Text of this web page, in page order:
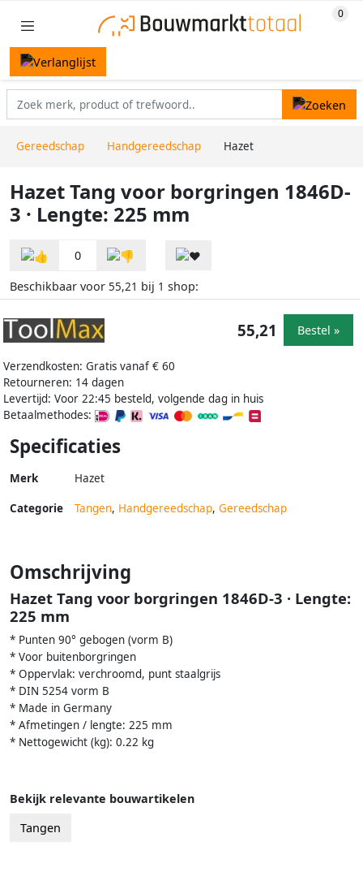
Gereedschap Handgereedschap Hazet
Hazet Tang voor borgringen 1846D-
3 · Lengte: 225 mm
0
Beschikbaar voor 55,21 bij 1 shop:
Verzendkosten: Gratis vanaf € 60
Retourneren: 14 dagen
Levertijd: Voor 22:45 besteld, volgende dag in huis
Betaalmethodes:
55,21 Bestel »
Specificaties
Merk Hazet
Categorie Tangen, Handgereedschap, Gereedschap
Omschrijving
Hazet Tang voor borgringen 1846D-3 · Lengte:
225 mm
* Punten 90° gebogen (vorm B)
* Voor buitenborgringen
* Oppervlak: verchroomd, punt staalgrijs
* DIN 5254 vorm B
* Made in Germany
* Afmetingen / lengte: 225 mm
* Nettogewicht (kg): 0.22 kg
Bekijk relevante bouwartikelen
Tangen